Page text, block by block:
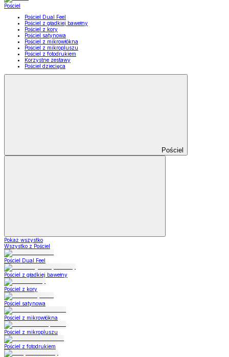
Pościel
Pościel Dual Feel
Pościel z gładkiej bawełny
Pościel z kory
Pościel satynowa
Pościel z mikrowłókna
Pościel z mikropluszu
Pościel z fotodrukiem
Korzystne zestawy
Pościel dziecięca
Pościel
Pokaż wszystko
Wszystko z Pościel
Pościel Dual Feel
Pościel z gładkiej bawełny
Pościel z kory
Pościel satynowa
Pościel z mikrowłókna
Pościel z mikropluszu
Pościel z fotodrukiem